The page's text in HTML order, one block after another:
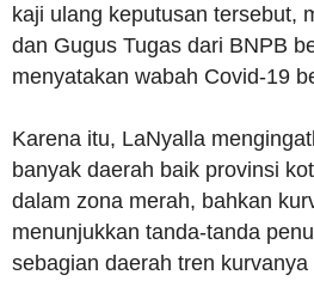
kaji ulang keputusan tersebut,
dan Gugus Tugas dari BNPB
menyatakan wabah Covid-19
Karena itu, LaNyalla
banyak daerah baik provinsi
dalam zona merah, bahkan
menunjukkan tanda-tanda
sebagian daerah tren